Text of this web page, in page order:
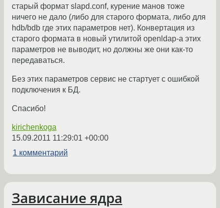
старый формат slapd.conf, курение манов тоже
ничего не дало (либо для старого формата, либо для
hdb/bdb где этих параметров нет). Конвертация из
старого формата в новый утилитой openldap-а этих
параметров не выводит, но должны же они как-то
передаваться.
Без этих параметров сервис не стартует с ошибкой
подключения к БД.
Спасибо!
kirichenkoga
15.09.2011 11:29:01 +00:00
1 комментарий
Зависание ядра